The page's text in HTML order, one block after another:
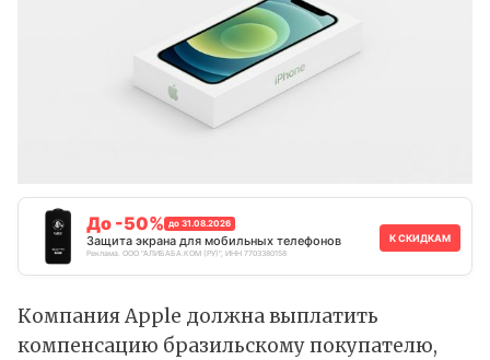
До -50% до 31.08.2026
Защита экрана для мобильных телефонов
Реклама. ООО "АЛИБАБА.КОМ (РУ)", ИНН 7703380158
К СКИДКАМ
Компания Apple должна выплатить
компенсацию бразильскому покупателю,